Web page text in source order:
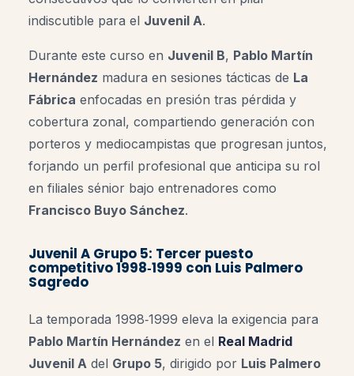
indiscutible para el Juvenil A.
Durante este curso en Juvenil B, Pablo Martín
Hernández madura en sesiones tácticas de La
Fábrica enfocadas en presión tras pérdida y
cobertura zonal, compartiendo generación con
porteros y mediocampistas que progresan juntos,
forjando un perfil profesional que anticipa su rol
en filiales sénior bajo entrenadores como
Francisco Buyo Sánchez.
Juvenil A Grupo 5: Tercer puesto
competitivo 1998‑1999 con Luis Palmero
Sagredo
La temporada 1998‑1999 eleva la exigencia para
Pablo Martín Hernández en el Real Madrid
Juvenil A del Grupo 5, dirigido por Luis Palmero